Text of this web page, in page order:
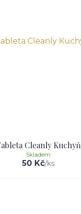
Cleanly Kuchyň
50 Kč/ks
Skladem